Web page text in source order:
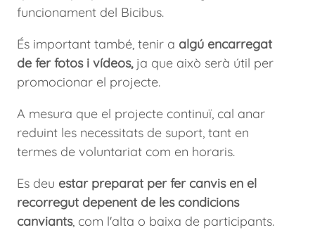
funcionament del Bicibus.
És important també, tenir a algú encarregat
de fer fotos i vídeos,ja que això serà útil per
promocionar el projecte.
A mesura que el projecte continuï, cal anar
reduint les necessitats de suport, tant en
termes de voluntariat com en horaris.
Es deu estar preparat per fer canvis en el
recorregut depenent de les condicions
canviants, com l'alta o baixa de participants.